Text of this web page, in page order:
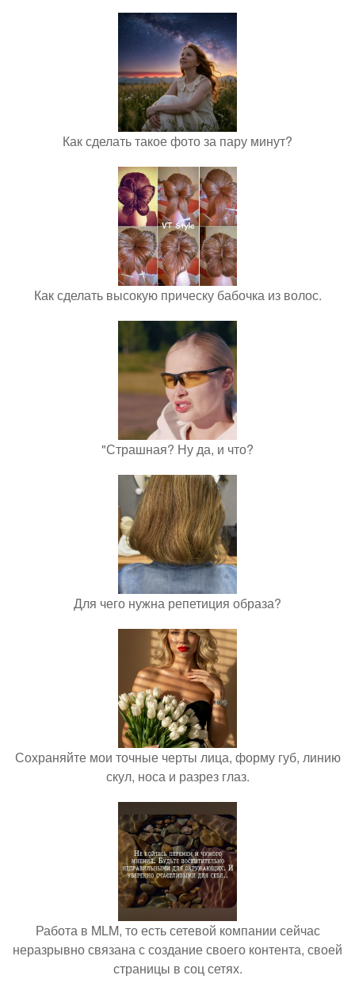
Как сделать такое фото за пару минут?
Как сделать высокую прическу бабочка из волос.
"Страшная? Ну да, и что?
Для чего нужна репетиция образа?
Сохраняйте мои точные черты лица, форму губ, линию
скул, носа и разрез глаз.
Работа в MLM, то есть сетевой компании сейчас
неразрывно связана с создание своего контента, своей
страницы в соц сетях.